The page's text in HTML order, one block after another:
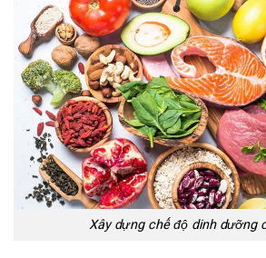
Xây dựng chế độ dinh dưỡng